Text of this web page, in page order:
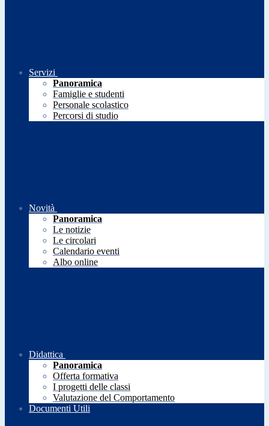
Servizi
Panoramica
Famiglie e studenti
Personale scolastico
Percorsi di studio
Novità
Panoramica
Le notizie
Le circolari
Calendario eventi
Albo online
Didattica
Panoramica
Offerta formativa
I progetti delle classi
Valutazione del Comportamento
Documenti Utili